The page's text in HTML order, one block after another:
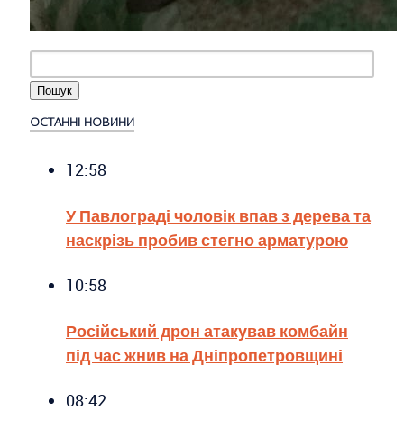
ОСТАННІ НОВИНИ
12:58
У Павлограді чоловік впав з дерева та
наскрізь пробив стегно арматурою
10:58
Російський дрон атакував комбайн
під час жнив на Дніпропетровщині
08:42